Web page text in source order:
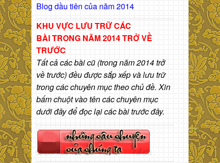
Blog dầu tiên của năm 2014
KHU VỰC LƯU TRỮ CÁC
BÀITRONG NĂM 2014 TRỞ VỀ
TRƯỚC
Tất cả các bài cũ (trong năm 2014 trở
về trước) đều được sắp xếp và lưu trữ
trong các chuyên mục theo chủ đề. Xin
bấm chuột vào tên các chuyên mục
dưới đây để đọc lại các bài trước đây.